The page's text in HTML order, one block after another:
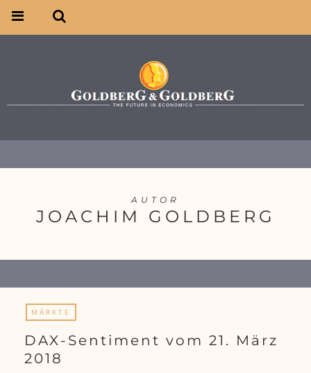
AUTOR
JOACHIM GOLDBERG
MÄRKTE
DAX-Sentiment vom 21. März
2018